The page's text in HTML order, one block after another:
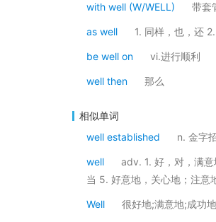
with well (W/WELL) 带套
as well 1. 同样，也，还
be well on vi.进行顺利
well then 那么
相似单词
well established
n. 金字
well
adv. 1. 好，对，满
当 5. 好意地，关心地；注意
Well 很好地;满意地;成功地